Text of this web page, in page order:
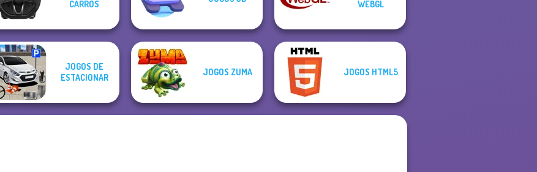
Mr. Racer Offroad Life 3D The Shape
Hunter
Arena
CARROS
WEBGL
JOGOS DE
ESTACIONAR
JOGOS ZUMA JOGOS HTML5